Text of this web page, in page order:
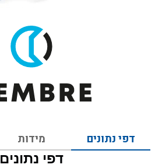
דפי נתונים מידות
דפי נתונים